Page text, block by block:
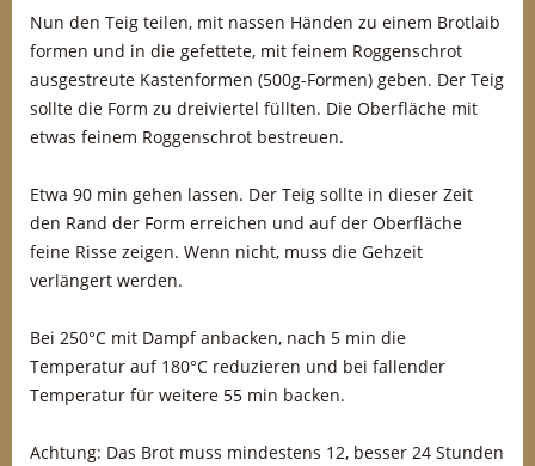
Nun den Teig teilen, mit nassen Händen zu einem Brotlaib
formen und in die gefettete, mit feinem Roggenschrot
ausgestreute Kastenformen (500g-Formen) geben. Der Teig
sollte die Form zu dreiviertel füllten. Die Oberfläche mit
etwas feinem Roggenschrot bestreuen.
Etwa 90 min gehen lassen. Der Teig sollte in dieser Zeit
den Rand der Form erreichen und auf der Oberfläche
feine Risse zeigen. Wenn nicht, muss die Gehzeit
verlängert werden.
Bei 250°C mit Dampf anbacken, nach 5 min die
Temperatur auf 180°C reduzieren und bei fallender
Temperatur für weitere 55 min backen.
Achtung: Das Brot muss mindestens 12, besser 24 Stunden